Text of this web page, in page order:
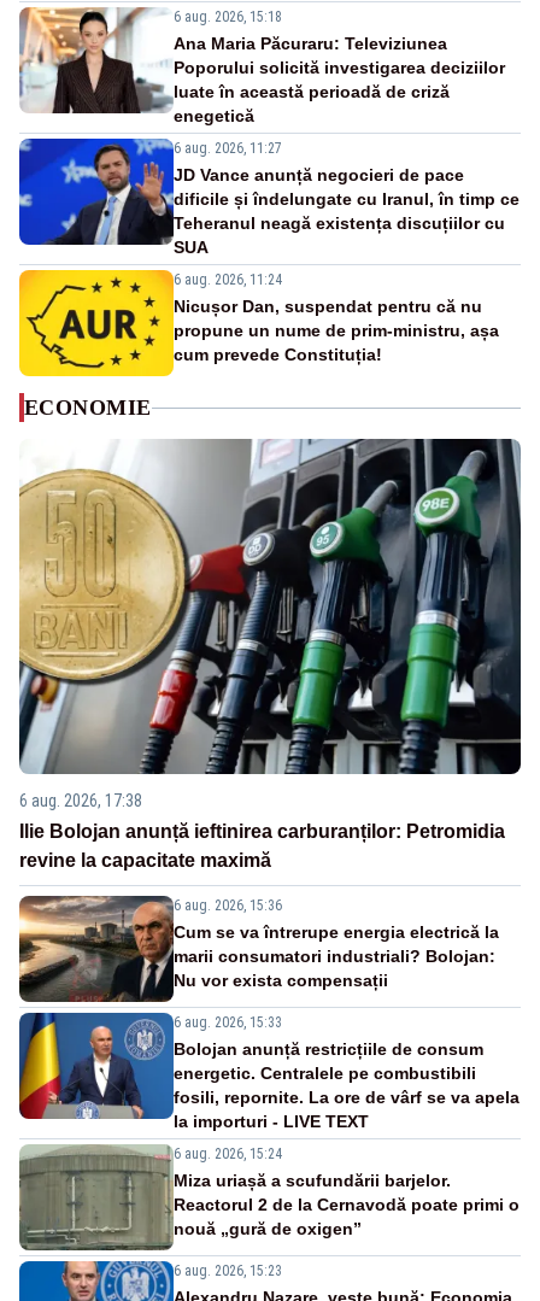
6 aug. 2026, 15:18
Ana Maria Păcuraru: Televiziunea
Poporului solicită investigarea deciziilor
luate în această perioadă de criză
enegetică
6 aug. 2026, 11:27
JD Vance anunță negocieri de pace
dificile și îndelungate cu Iranul, în timp ce
Teheranul neagă existența discuțiilor cu
SUA
6 aug. 2026, 11:24
Nicușor Dan, suspendat pentru că nu
propune un nume de prim-ministru, așa
cum prevede Constituția!
ECONOMIE
6 aug. 2026, 17:38
Ilie Bolojan anunță ieftinirea carburanților: Petromidia
revine la capacitate maximă
6 aug. 2026, 15:36
Cum se va întrerupe energia electrică la
marii consumatori industriali? Bolojan:
Nu vor exista compensații
6 aug. 2026, 15:33
Bolojan anunță restricțiile de consum
energetic. Centralele pe combustibili
fosili, repornite. La ore de vârf se va apela
la importuri - LIVE TEXT
6 aug. 2026, 15:24
Miza uriașă a scufundării barjelor.
Reactorul 2 de la Cernavodă poate primi o
nouă „gură de oxigen”
6 aug. 2026, 15:23
Alexandru Nazare, veste bună: Economia